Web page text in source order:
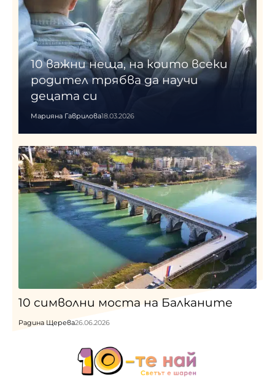
10 важни неща, на които всеки
родител трябва да научи
децата си
Марияна Гаврилова18.03.2026
10 символни моста на Балканите
Радина Щерева26.06.2026